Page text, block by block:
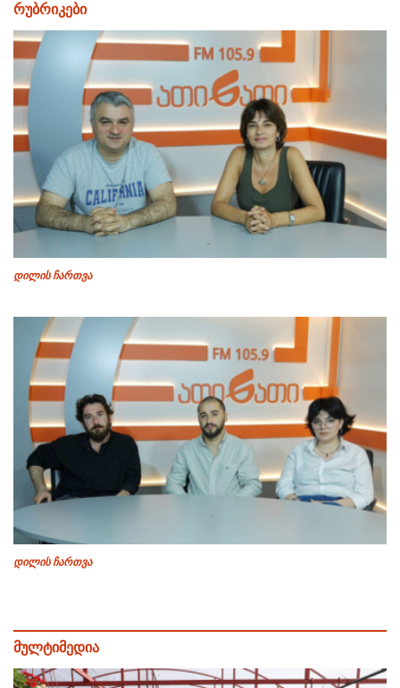
რუბრიკები
დილის ჩართვა
დილის ჩართვა
მულტიმედია